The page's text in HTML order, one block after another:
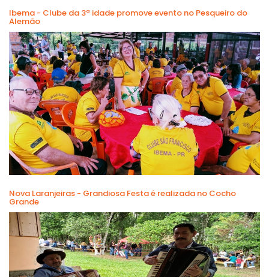
Ibema - Clube da 3ª idade promove evento no Pesqueiro do
Alemão
Nova Laranjeiras - Grandiosa Festa é realizada no Cocho
Grande